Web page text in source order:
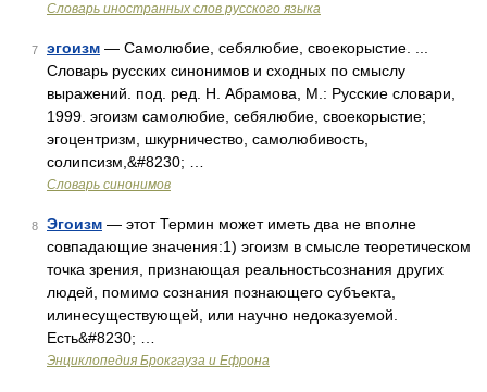
Словарь иностранных слов русского языка
7 эгоизм — Самолюбие, себялюбие, своекорыстие. ...
Словарь русских синонимов и сходных по смыслу
выражений. под. ред. Н. Абрамова, М.: Русские словари,
1999. эгоизм самолюбие, себялюбие, своекорыстие;
эгоцентризм, шкурничество, самолюбивость,
солипсизм,&#8230; …
Словарь синонимов
8 Эгоизм — этот Термин может иметь два не вполне
совпадающие значения:1) эгоизм в смысле теоретическом
точка зрения, признающая реальностьсознания других
людей, помимо сознания познающего субъекта,
илинесуществующей, или научно недоказуемой.
Есть&#8230; …
Энциклопедия Брокгауза и Ефрона